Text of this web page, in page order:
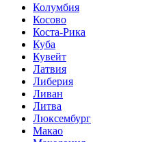
Колумбия
Косово
Коста-Рика
Куба
Кувейт
Латвия
Либерия
Ливан
Литва
Люксембург
Макао